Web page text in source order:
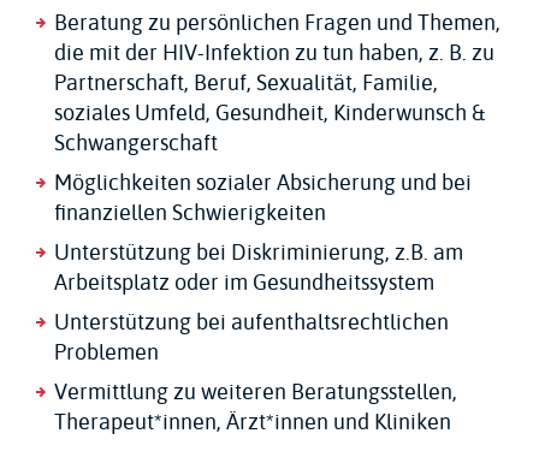
Beratung zu persönlichen Fragen und Themen,
die mit der HIV-Infektion zu tun haben, z. B. zu
Partnerschaft, Beruf, Sexualität, Familie,
soziales Umfeld, Gesundheit, Kinderwunsch &
Schwangerschaft
Möglichkeiten sozialer Absicherung und bei
finanziellen Schwierigkeiten
Unterstützung bei Diskriminierung, z.B. am
Arbeitsplatz oder im Gesundheitssystem
Unterstützung bei aufenthaltsrechtlichen
Problemen
Vermittlung zu weiteren Beratungsstellen,
Therapeut*innen, Ärzt*innen und Kliniken